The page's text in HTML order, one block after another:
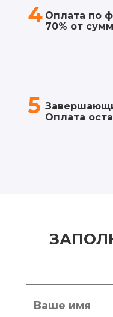
4 Оплата по
70% от
5 Оплата